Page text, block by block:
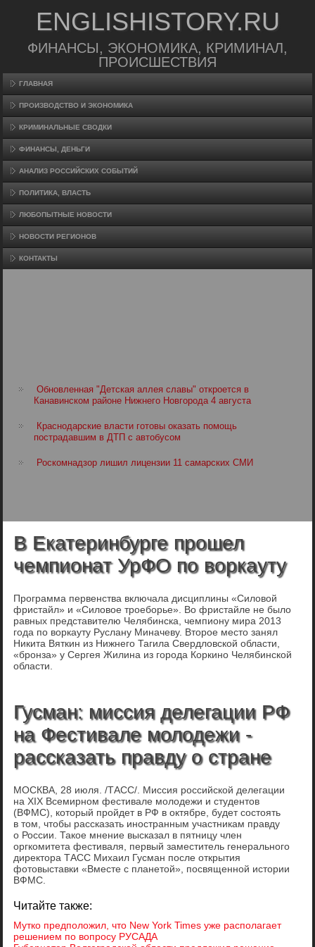
ENGLISHISTORY.RU
ФИНАНСЫ, ЭКОНОМИКА, КРИМИНАЛ,
ПРОИСШЕСТВИЯ
ГЛАВНАЯ
ПРОИЗВΟДСТВО И ЭКОНОМИКА
КРИМИНАЛЬНЫЕ СВОДКИ
ФИНАНСЫ, ДЕНЬГИ
АНАЛИЗ РОССИЙСКИХ СОБЫТИЙ
ПОЛИТИКА, ВЛАСТЬ
ЛЮБОПЫТНЫЕ НОВОСТИ
НОВОСТИ РЕГИОНОВ
КОНТАКТЫ
Обновленная "Детская аллея славы" откроется в
Канавинском районе Нижнего Новгорода 4 августа
Краснодарские власти готовы оказать помощь
пострадавшим в ДТП с автобусом
Роскомнадзор лишил лицензии 11 самарских СМИ
В Екатеринбурге прошел
чемпионат УрФО по воркауту
Программа первенства включала дисциплины «Силовой
фристайл» и «Силовое троеборье». Во фристайле не было
равных представителю Челябинска, чемпиону мира 2013
года по воркауту Руслану Миначеву. Второе место занял
Никита Вяткин из Нижнего Тагила Свердловской области,
«бронза» у Сергея Жилина из города Коркино Челябинской
области.
Гусман: миссия делегации РФ
на Фестивале молодежи -
рассказать правду о стране
МОСКВА, 28 июля. /ТАСС/. Миссия российской делегации
на XIX Всемирном фестивале молодежи и студентов
(ВФМС), который пройдет в РФ в октябре, будет состоять
в том, чтобы рассказать иностранным участникам правду
о России. Такое мнение высказал в пятницу член
оргкомитета фестиваля, первый заместитель генерального
директора ТАСС Михаил Гусман после открытия
фотовыставки «Вместе с планетой», посвященной истории
ВФМС.
Читайте также:
Мутко предположил, что New York Times уже располагает
решением по вопросу РУСАДА